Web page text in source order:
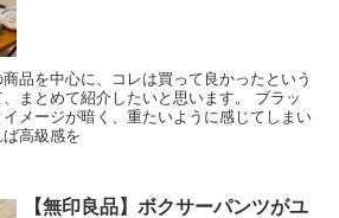
品を中心に、コレは買って良かったという
まとめて紹介したいと思います。 ブラッ
メージが暗く、重たいように感じてしまい
高級感を
【無印良品】ボクサーパンツがユ